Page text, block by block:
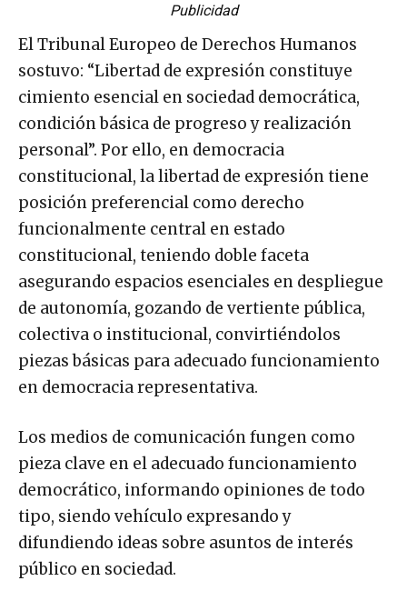
Publicidad
El Tribunal Europeo de Derechos Humanos
sostuvo: “Libertad de expresión constituye
cimiento esencial en sociedad democrática,
condición básica de progreso y realización
personal”. Por ello, en democracia
constitucional, la libertad de expresión tiene
posición preferencial como derecho
funcionalmente central en estado
constitucional, teniendo doble faceta
asegurando espacios esenciales en despliegue
de autonomía, gozando de vertiente pública,
colectiva o institucional, convirtiéndolos
piezas básicas para adecuado funcionamiento
en democracia representativa.
Los medios de comunicación fungen como
pieza clave en el adecuado funcionamiento
democrático, informando opiniones de todo
tipo, siendo vehículo expresando y
difundiendo ideas sobre asuntos de interés
público en sociedad.